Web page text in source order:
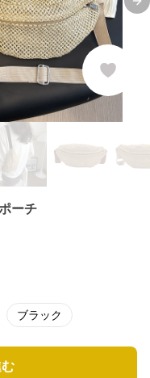
ーチ
ブラック